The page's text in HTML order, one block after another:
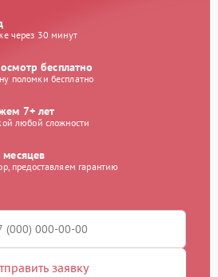
через 30 минут
бесплатно
поломки бесплатно
7+ лет
любой сложности
предоставляем гарантию
заявку